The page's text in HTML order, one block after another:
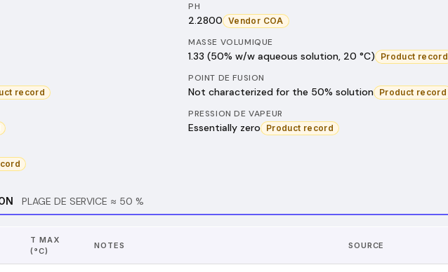
PH
2.2800 Vendor COA
MASSE VOLUMIQUE
1.33 (50% w/w aqueous solution, 20 °C) Product record
record
POINT DE FUSION
Not characterized for the 50% solution Product record
PRESSION DE VAPEUR
Essentially zero Product record
PLAGE DE SERVICE ≈ 50 %
T MAX
(°C)
NOTES SOURCE